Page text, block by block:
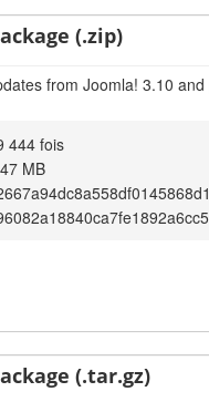
(.zip)
from Joomla! 3.10
444 fois
MB
(.tar.gz)